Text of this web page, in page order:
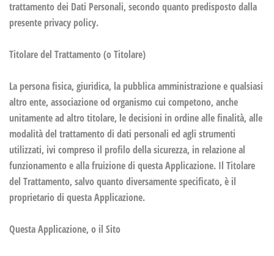
trattamento dei Dati Personali, secondo quanto predisposto dalla
presente privacy policy.
Titolare del Trattamento (o Titolare)
La persona fisica, giuridica, la pubblica amministrazione e qualsiasi
altro ente, associazione od organismo cui competono, anche
unitamente ad altro titolare, le decisioni in ordine alle finalità, alle
modalità del trattamento di dati personali ed agli strumenti
utilizzati, ivi compreso il profilo della sicurezza, in relazione al
funzionamento e alla fruizione di questa Applicazione. Il Titolare
del Trattamento, salvo quanto diversamente specificato, è il
proprietario di questa Applicazione.
Questa Applicazione, o il Sito